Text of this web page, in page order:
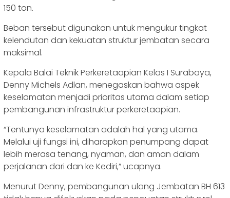
150 ton.
Beban tersebut digunakan untuk mengukur tingkat
kelendutan dan kekuatan struktur jembatan secara
maksimal.
Kepala Balai Teknik Perkeretaapian Kelas I Surabaya,
Denny Michels Adlan, menegaskan bahwa aspek
keselamatan menjadi prioritas utama dalam setiap
pembangunan infrastruktur perkeretaapian.
“Tentunya keselamatan adalah hal yang utama.
Melalui uji fungsi ini, diharapkan penumpang dapat
lebih merasa tenang, nyaman, dan aman dalam
perjalanan dari dan ke Kediri,” ucapnya.
Menurut Denny, pembangunan ulang Jembatan BH 613